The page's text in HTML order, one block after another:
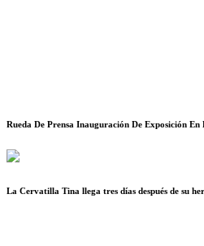
Rueda De Prensa Inauguración De Exposición En
La Cervatilla Tina llega tres días después de su